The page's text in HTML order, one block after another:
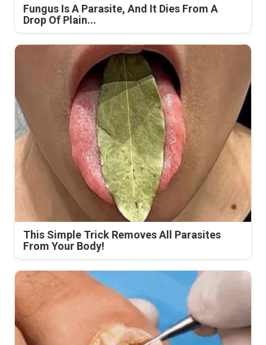
Fungus Is A Parasite, And It Dies From A
Drop Of Plain...
This Simple Trick Removes All Parasites
From Your Body!